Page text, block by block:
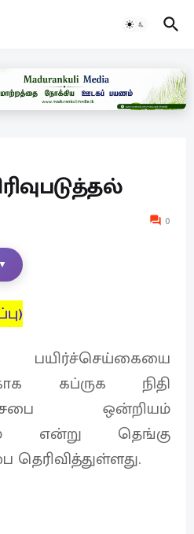
0
▼
கப்ருக நிதி
ஒன்றியம்
என்று தெங்கு